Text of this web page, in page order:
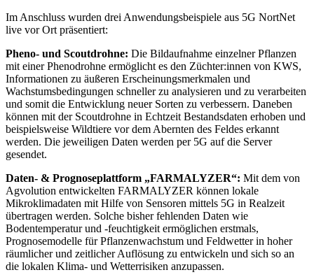
Im Anschluss wurden drei Anwendungsbeispiele aus 5G NortNet
live vor Ort präsentiert:
Pheno- und Scoutdrohne: Die Bildaufnahme einzelner Pflanzen
mit einer Phenodrohne ermöglicht es den Züchter:innen von KWS,
Informationen zu äußeren Erscheinungsmerkmalen und
Wachstumsbedingungen schneller zu analysieren und zu verarbeiten
und somit die Entwicklung neuer Sorten zu verbessern. Daneben
können mit der Scoutdrohne in Echtzeit Bestandsdaten erhoben und
beispielsweise Wildtiere vor dem Abernten des Feldes erkannt
werden. Die jeweiligen Daten werden per 5G auf die Server
gesendet.
Daten- & Prognoseplattform „FARMALYZER“: Mit dem von
Agvolution entwickelten FARMALYZER können lokale
Mikroklimadaten mit Hilfe von Sensoren mittels 5G in Realzeit
übertragen werden. Solche bisher fehlenden Daten wie
Bodentemperatur und -feuchtigkeit ermöglichen erstmals,
Prognosemodelle für Pflanzenwachstum und Feldwetter in hoher
räumlicher und zeitlicher Auflösung zu entwickeln und sich so an
die lokalen Klima- und Wetterrisiken anzupassen.